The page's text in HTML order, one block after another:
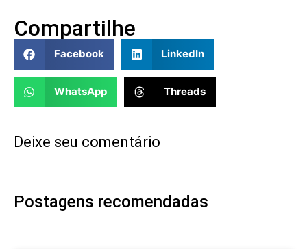
Compartilhe
Facebook LinkedIn
WhatsApp Threads
Deixe seu comentário
Postagens recomendadas